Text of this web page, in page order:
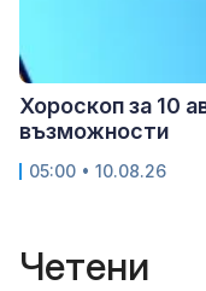
Хороскоп за 10
възможности
05:00 • 10.08.26
Четени